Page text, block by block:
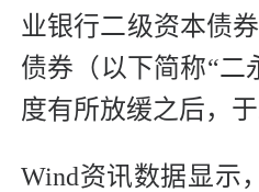
业银行二级资本债
债券（以下简称“二
度有所放缓之后，
Wind资讯数据显示